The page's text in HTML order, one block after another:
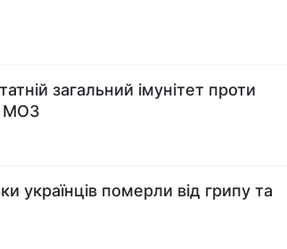
загальний імунітет проти
МОЗ
українців померли від грипу та